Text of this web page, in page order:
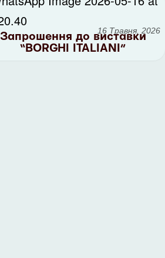
16 Травня, 2026
Запрошення до виставки
“BORGHI ITALIANI”